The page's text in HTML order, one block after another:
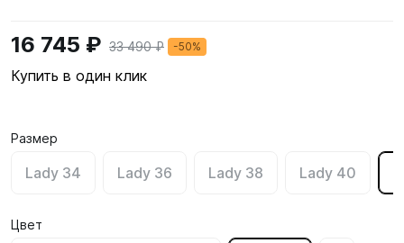
16 745 ₽ 33 490 ₽ -50%
Купить в один клик
Размер
Lady 34 Lady 36 Lady 38 Lady 40
Цвет